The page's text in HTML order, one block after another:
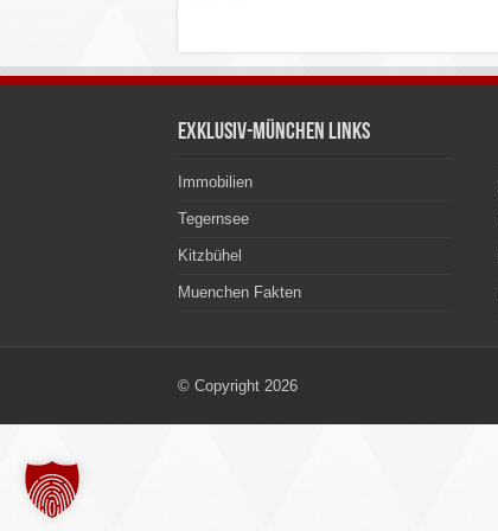
Exklusiv-München Links
Immobilien
Tegernsee
Kitzbühel
Muenchen Fakten
© Copyright 2026